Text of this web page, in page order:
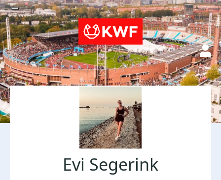
Evi Segerink